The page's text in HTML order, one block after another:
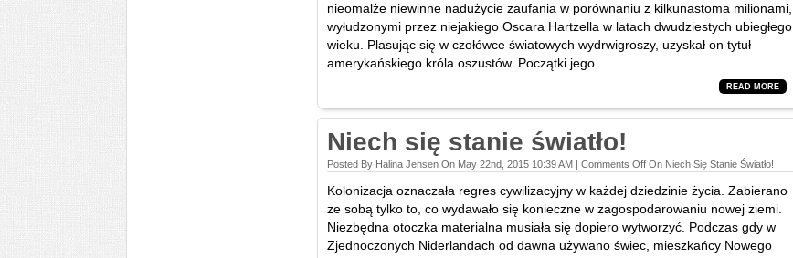
nieomalże niewinne nadużycie zaufania w porównaniu z kilkunastoma milionami,
wyłudzonymi przez niejakiego Oscara Hartzella w latach dwudziestych ubiegłego
wieku. Plasując się w czołówce światowych wydrwigroszy, uzyskał on tytuł
amerykańskiego króla oszustów. Początki jego ...
READ MORE
Niech się stanie światło!
Posted By Halina Jensen On May 22nd, 2015 10:39 AM | Comments Off On Niech Się Stanie Światło!
Kolonizacja oznaczała regres cywilizacyjny w każdej dziedzinie życia. Zabierano
ze sobą tylko to, co wydawało się konieczne w zagospodarowaniu nowej ziemi.
Niezbędna otoczka materialna musiała się dopiero wytworzyć. Podczas gdy w
Zjednoczonych Niderlandach od dawna używano świec, mieszkańcy Nowego